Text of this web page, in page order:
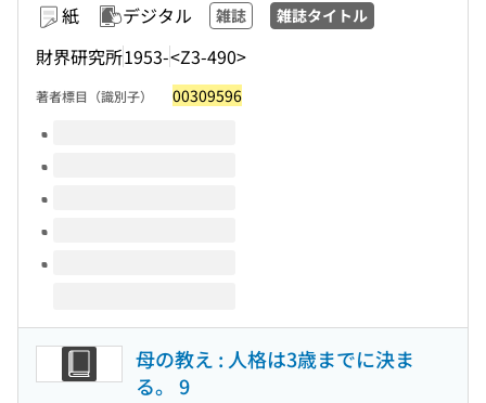
紙 デジタル 雑誌 雑誌タイトル
財界研究所1953-<Z3-490>
著者標目（識別子） 00309596
このタイトルの巻号
母の教え : 人格は3歳までに決ま
る。 9